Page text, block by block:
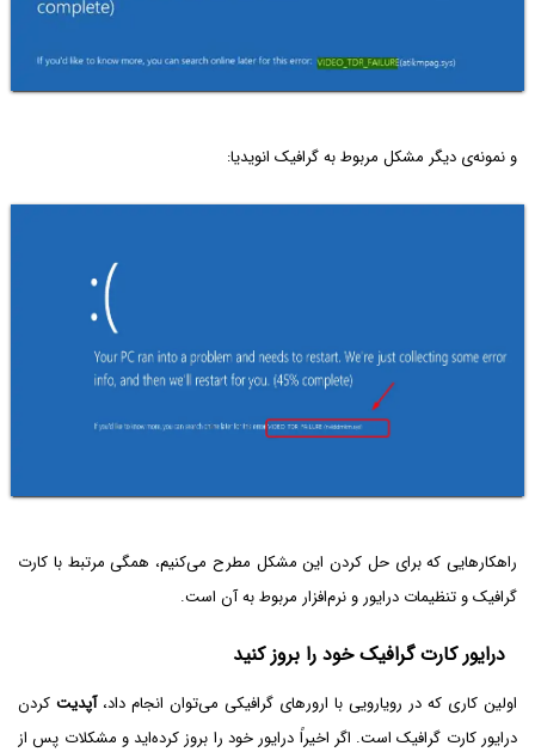
و نمونه‌ی دیگر مشکل مربوط به گرافیک انویدیا:
راهکارهایی که برای حل کردن این مشکل مطرح می‌کنیم، همگی مرتبط با کارت
گرافیک و تنظیمات درایور و نرم‌افزار مربوط به آن است.
درایور کارت گرافیک خود را بروز کنید
اولین کاری که در رویارویی با ارورهای گرافیکی می‌توان انجام داد،آپدیت کردن
درایور کارت گرافیک است. اگر اخیراً درایور خود را بروز کرده‌اید و مشکلات پس از